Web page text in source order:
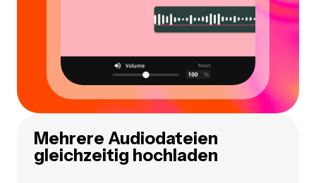
Mehrere Audiodateien
gleichzeitig hochladen